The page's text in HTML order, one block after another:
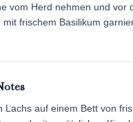
vom Herd nehmen und vor
mit frischem Basilikum
Lachs auf einem Bett von